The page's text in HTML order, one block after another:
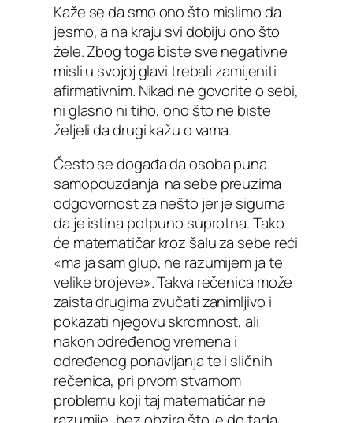
Kaže se da smo ono što mislimo da
jesmo, a na kraju svi dobiju ono što
žele. Zbog toga biste sve negativne
misli u svojoj glavi trebali zamijeniti
afirmativnim. Nikad ne govorite o sebi,
ni glasno ni tiho, ono što ne biste
željeli da drugi kažu o vama.
Često se događa da osoba puna
samopouzdanja na sebe preuzima
odgovornost za nešto jer je sigurna
da je istina potpuno suprotna. Tako
će matematičar kroz šalu za sebe reći
«ma ja sam glup, ne razumijem ja te
velike brojeve». Takva rečenica može
zaista drugima zvučati zanimljivo i
pokazati njegovu skromnost, ali
nakon određenog vremena i
određenog ponavljanja te i sličnih
rečenica, pri prvom stvarnom
problemu koji taj matematičar ne